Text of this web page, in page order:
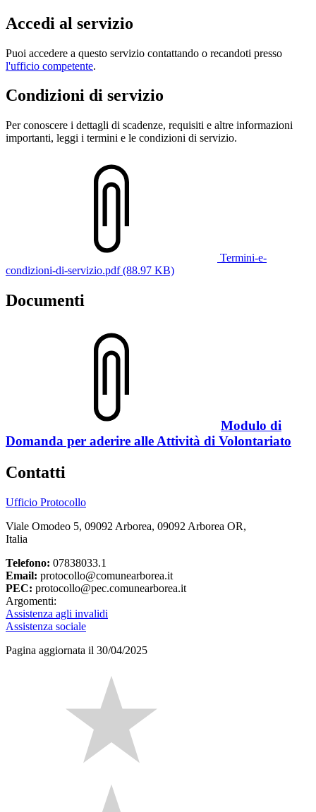
Accedi al servizio
Puoi accedere a questo servizio contattando o recandoti presso
l'ufficio competente.
Condizioni di servizio
Per conoscere i dettagli di scadenze, requisiti e altre informazioni
importanti, leggi i termini e le condizioni di servizio.
Termini-e-
condizioni-di-servizio.pdf (88.97 KB)
Documenti
Modulo di
Domanda per aderire alle Attività di Volontariato
Contatti
Ufficio Protocollo
Viale Omodeo 5, 09092 Arborea, 09092 Arborea OR,
Italia
Telefono: 07838033.1
Email: protocollo@comunearborea.it
PEC: protocollo@pec.comunearborea.it
Argomenti:
Assistenza agli invalidi
Assistenza sociale
Pagina aggiornata il 30/04/2025